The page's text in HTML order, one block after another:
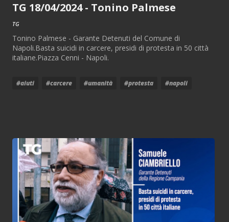
TG 18/04/2024 - Tonino Palmese
TG
Tonino Palmese - Garante Detenuti del Comune di
Napoli.Basta suicidi in carcere, presidi di protesta in 50 città
italiane.Piazza Cenni - Napoli.
#aiuti #carcere #umanità #protesta #napoli